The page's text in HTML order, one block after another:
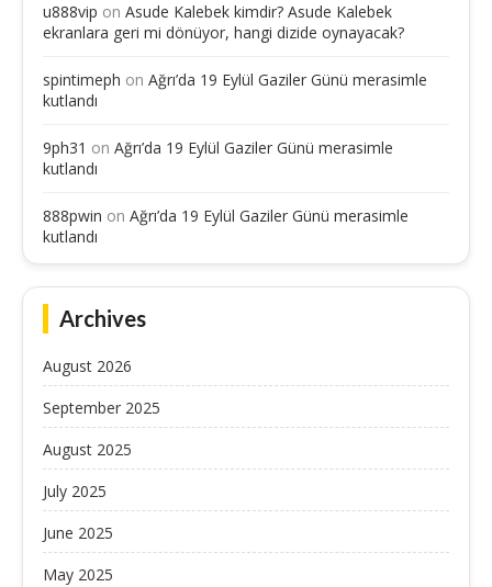
u888vip on Asude Kalebek kimdir? Asude Kalebek
ekranlara geri mi dönüyor, hangi dizide oynayacak?
spintimeph on Ağrı’da 19 Eylül Gaziler Günü merasimle
kutlandı
9ph31 on Ağrı’da 19 Eylül Gaziler Günü merasimle
kutlandı
888pwin on Ağrı’da 19 Eylül Gaziler Günü merasimle
kutlandı
Archives
August 2026
September 2025
August 2025
July 2025
June 2025
May 2025